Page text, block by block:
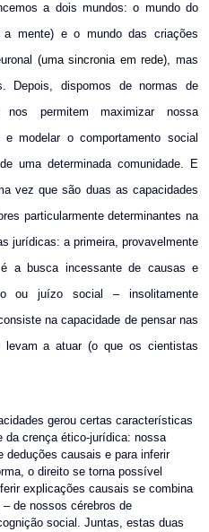
a dois mundos: o mundo do
a mente) e o mundo das criações
(uma sincronia em rede), mas
Depois, dispomos de normas de
permitem maximizar nossa
modelar o comportamento social
uma determinada comunidade. E
vez que são duas as capacidades
particularmente determinantes na
jurídicas: a primeira, provavelmente
a busca incessante de causas e
ou juízo social – insolitamente
na capacidade de pensar nas
a atuar (o que os cientistas
gerou certas características
da crença ético-jurídica: nossa
deduções causais e para inferir
o direito se torna possível
explicações causais se combina
de nossos cérebros de
social. Juntas, estas duas